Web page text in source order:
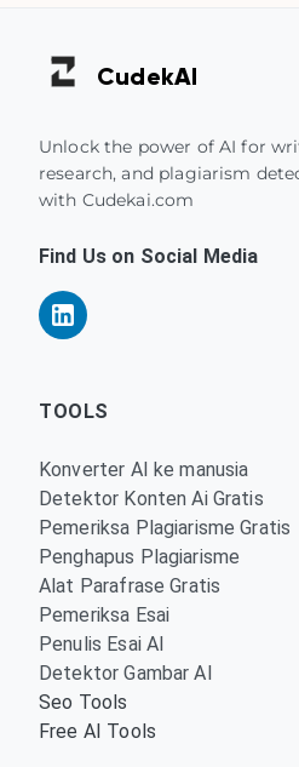
CudekAI
Unlock the power of AI for
research, and plagiarism
with Cudekai.com
Find Us on Social Media
TOOLS
Konverter AI ke manusia
Detektor Konten Ai Gratis
Pemeriksa Plagiarisme Gratis
Penghapus Plagiarisme
Alat Parafrase Gratis
Pemeriksa Esai
Penulis Esai AI
Detektor Gambar AI
Seo Tools
Free AI Tools